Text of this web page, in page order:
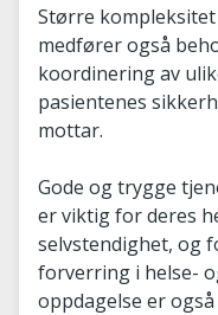
Større
medfører også
koordinering av
pasientenes
mottar.
Gode og trygge
er viktig for deres
selvstendighet, og
forverring i helse-
oppdagelse er